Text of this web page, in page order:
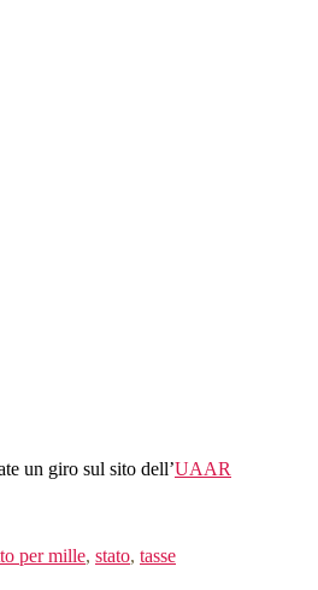
un giro sul sito dell’UAAR
per mille, stato, tasse